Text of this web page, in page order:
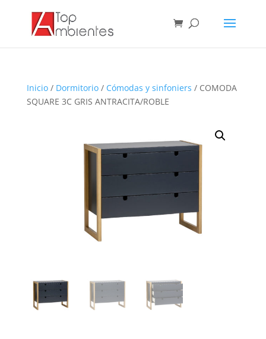
Inicio/ Dormitorio/ Cómodas y sinfoniers / COMODA
SQUARE 3C GRIS ANTRACITA/ROBLE